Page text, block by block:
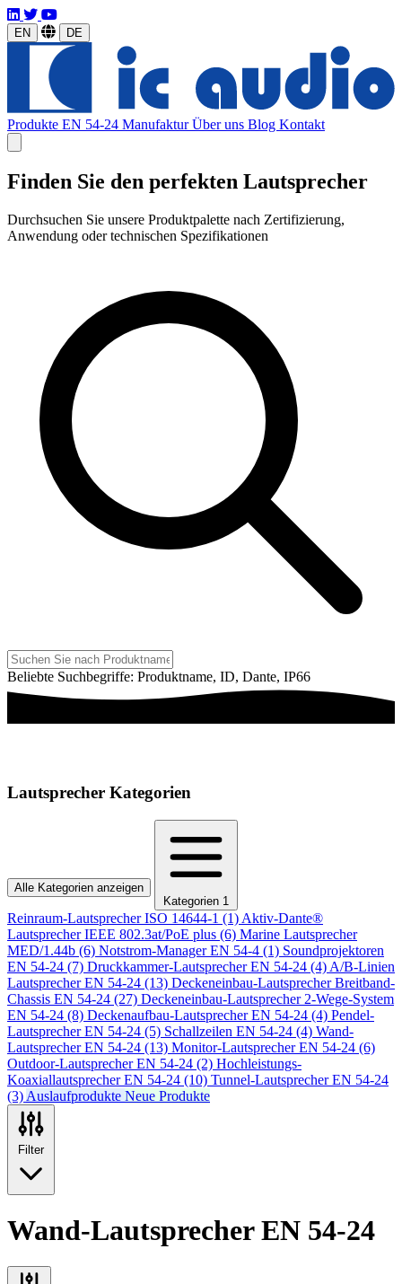
EN DE
Produkte EN 54-24 ManufakturÜber uns Blog Kontakt
Finden Sie den perfekten Lautsprecher
Durchsuchen Sie unsere Produktpalette nach Zertifizierung,
Anwendung oder technischen Spezifikationen
Beliebte Suchbegriffe: Produktname, ID, Dante, IP66
Lautsprecher Kategorien
Alle Kategorien anzeigen
Kategorien 1
Reinraum-Lautsprecher ISO 14644-1 (1) Aktiv-Dante®
Lautsprecher IEEE 802.3at/PoE plus (6) Marine Lautsprecher
MED/1.44b (6) Notstrom-Manager EN 54-4 (1) Soundprojektoren
EN 54-24 (7) Druckkammer-Lautsprecher EN 54-24 (4) A/B-Linien
Lautsprecher EN 54-24 (13) Deckeneinbau-Lautsprecher Breitband-
Chassis EN 54-24 (27) Deckeneinbau-Lautsprecher 2-Wege-System
EN 54-24 (8) Deckenaufbau-Lautsprecher EN 54-24 (4) Pendel-
Lautsprecher EN 54-24 (5) Schallzeilen EN 54-24 (4) Wand-
Lautsprecher EN 54-24 (13) Monitor-Lautsprecher EN 54-24 (6)
Outdoor-Lautsprecher EN 54-24 (2) Hochleistungs-
Koaxiallautsprecher EN 54-24 (10) Tunnel-Lautsprecher EN 54-24
(3) Auslaufprodukte Neue Produkte
Filter
Wand-Lautsprecher EN 54-24